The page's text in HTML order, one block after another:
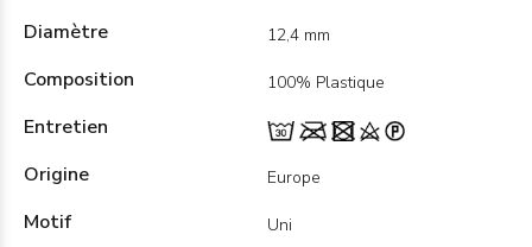
Diamètre 12,4 mm
Composition 100% Plastique
Entretien
Origine
Europe
Motif Uni